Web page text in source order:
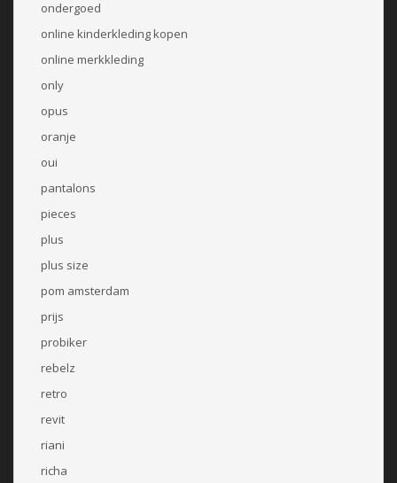
ondergoed
online kinderkleding kopen
online merkkleding
only
opus
oranje
oui
pantalons
pieces
plus
plus size
pom amsterdam
prijs
probiker
rebelz
retro
revit
riani
richa